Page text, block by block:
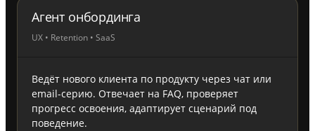
Агент онбординга
UX • Retention • SaaS
Ведёт нового клиента по продукту через чат или
email-серию. Отвечает на FAQ, проверяет
прогресс освоения, адаптирует сценарий под
поведение.